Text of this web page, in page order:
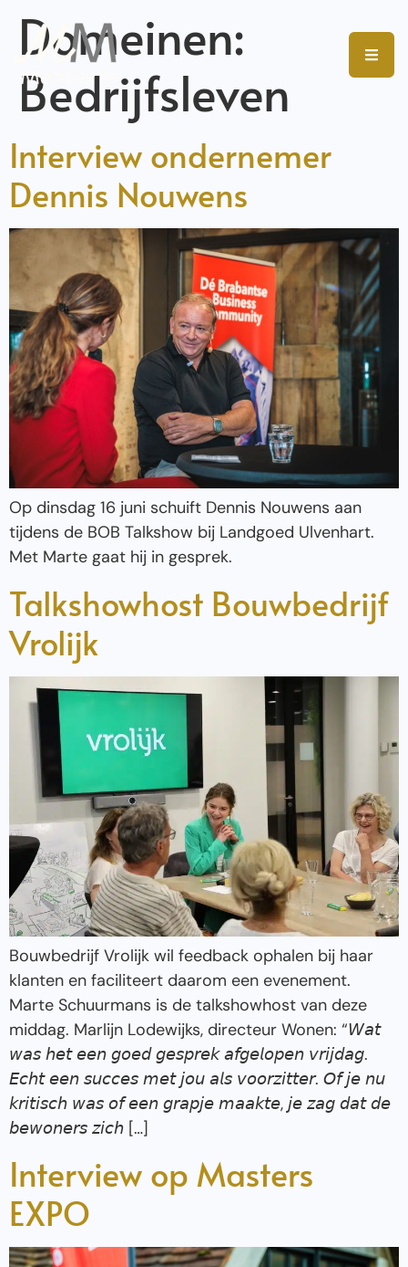
Domeinen:
Bedrijfsleven
Interview ondernemer
Dennis Nouwens
Op dinsdag 16 juni schuift Dennis Nouwens aan
tijdens de BOB Talkshow bij Landgoed Ulvenhart.
Met Marte gaat hij in gesprek.
Talkshowhost Bouwbedrijf
Vrolijk
Bouwbedrijf Vrolijk wil feedback ophalen bij haar
klanten en faciliteert daarom een evenement.
Marte Schuurmans is de talkshowhost van deze
middag. Marlijn Lodewijks, directeur Wonen: “𝘞𝘢𝘵
𝘸𝘢𝘴 𝘩𝘦𝘵 𝘦𝘦𝘯 𝘨𝘰𝘦𝘥 𝘨𝘦𝘴𝘱𝘳𝘦𝘬 𝘢𝘧𝘨𝘦𝘭𝘰𝘱𝘦𝘯 𝘷𝘳𝘪𝘫𝘥𝘢𝘨.
𝘌𝘤𝘩𝘵 𝘦𝘦𝘯 𝘴𝘶𝘤𝘤𝘦𝘴 𝘮𝘦𝘵 𝘫𝘰𝘶 𝘢𝘭𝘴 𝘷𝘰𝘰𝘳𝘻𝘪𝘵𝘵𝘦𝘳. 𝘖𝘧 𝘫𝘦 𝘯𝘶
𝘬𝘳𝘪𝘵𝘪𝘴𝘤𝘩 𝘸𝘢𝘴 𝘰𝘧 𝘦𝘦𝘯 𝘨𝘳𝘢𝘱𝘫𝘦 𝘮𝘢𝘢𝘬𝘵𝘦, 𝘫𝘦 𝘻𝘢𝘨 𝘥𝘢𝘵 𝘥𝘦
𝘣𝘦𝘸𝘰𝘯𝘦𝘳𝘴 𝘻𝘪𝘤𝘩 […]
Interview op Masters
EXPO